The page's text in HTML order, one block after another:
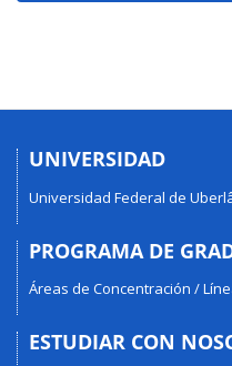
UNIVERSIDAD
Universidad Federal de
PROGRAMA DE
Áreas de Concentración /
ESTUDIAR CON